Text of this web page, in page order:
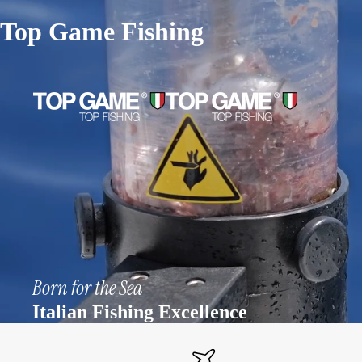
Top Game Fishing
Born for the Sea
Italian Fishing Excellence